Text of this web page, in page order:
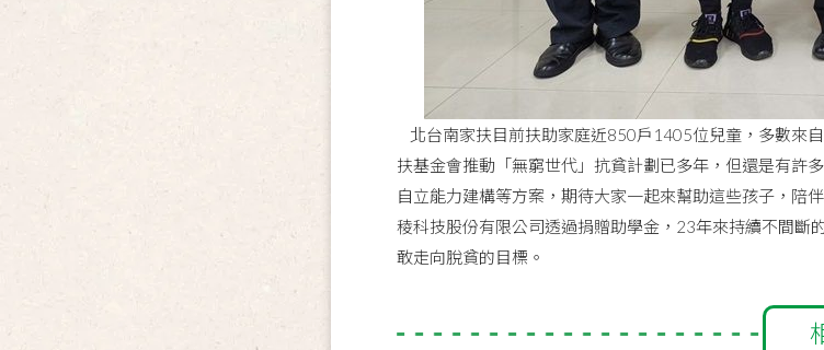
北台南家扶目前扶助家庭近850戶1405位兒童，多數來
扶基金會推動「無窮世代」抗貧計劃已多年，但還是有許
自立能力建構等方案，期待大家一起來幫助這些孩子，陪
稜科技股份有限公司透過捐贈助學金，23年來持續不間斷
敢走向脫貧的目標。